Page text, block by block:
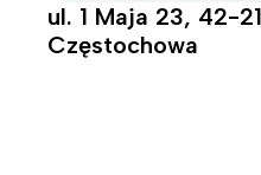
ul. 1 Maja 23, 42-
Częstochowa